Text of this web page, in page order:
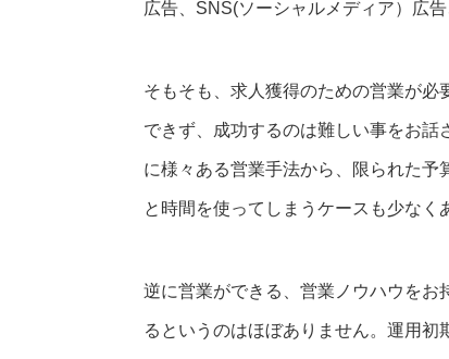
広告、SNS(ソーシャルメディア）広
そもそも、求人獲得のための営業が
できず、成功するのは難しい事をお話
に様々ある営業手法から、限られた
と時間を使ってしまうケースも少なく
逆に営業ができる、営業ノウハウを
るというのはほぼありません。運用